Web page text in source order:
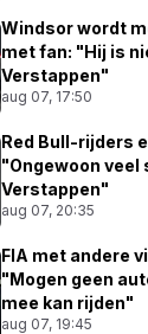
Windsor wordt
met fan: "Hij is
Verstappen"
aug 07, 17:50
Red Bull-rijders
"Ongewoon veel
Verstappen"
aug 07, 20:35
FIA met andere
"Mogen geen
mee kan rijden"
aug 07, 19:45